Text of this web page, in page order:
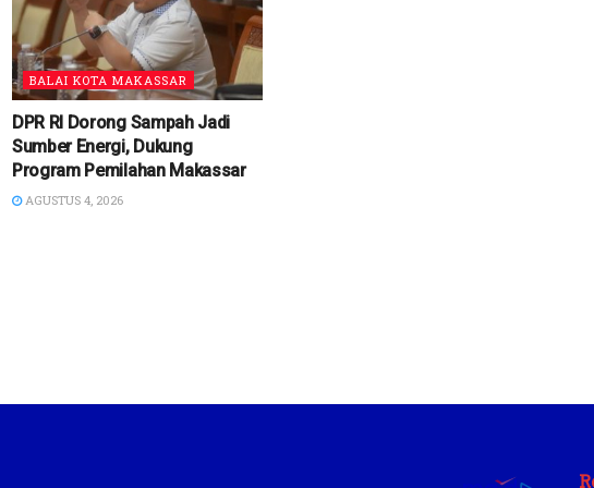
BALAI KOTA MAKASSAR
DPR RI Dorong Sampah Jadi
Sumber Energi, Dukung
Program Pemilahan Makassar
AGUSTUS 4, 2026